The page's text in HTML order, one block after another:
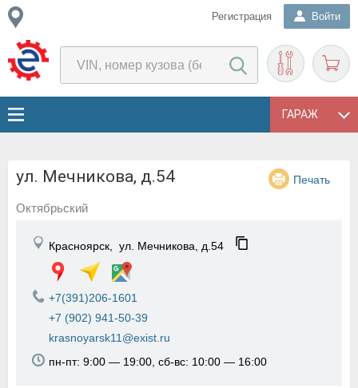
Регистрация Войти
ГАРАЖ
ул. Мечникова, д.54 Печать
Октябрьский
Красноярск, ул. Мечникова, д.54
+7(391)206-1601
+7 (902) 941-50-39
krasnoyarsk11@exist.ru
пн-пт: 9:00 — 19:00, сб-вс: 10:00 — 16:00